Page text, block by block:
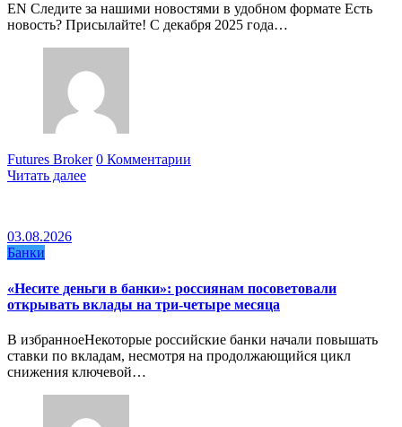
EN Следите за нашими новостями в удобном формате Есть
новость? Присылайте! С декабря 2025 года…
Futures Broker 0 Комментарии
Читать далее
03.08.2026
Банки
«Несите деньги в банки»: россиянам посоветовали
открывать вклады на три-четыре месяца
В избранноеНекоторые российские банки начали повышать
ставки по вкладам, несмотря на продолжающийся цикл
снижения ключевой…